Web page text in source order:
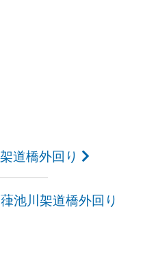
道橋外回り
池川架道橋外回り